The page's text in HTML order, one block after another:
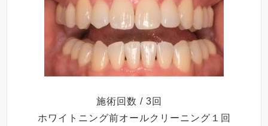
施術回数 / 3回
ホワイトニング前オールクリーニング１回